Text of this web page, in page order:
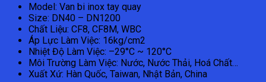
Model: Van bi inox tay quay
Size: DN40 – DN1200
Chất Liệu: CF8, CF8M, WBC
Áp Lực Làm Việc: 16kg/cm2
Nhiệt Độ Làm Việc: –29°C ~ 120°C
Môi Trường Làm Việc: Nước, Nước Thải, Hoá Chất…
Xuất Xứ: Hàn Quốc, Taiwan, Nhật Bản, China